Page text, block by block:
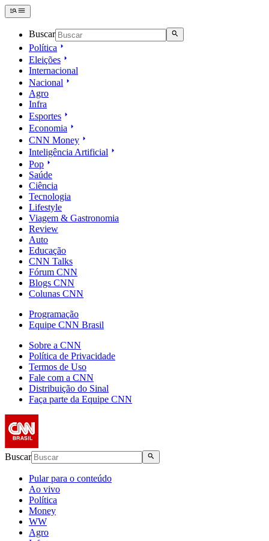
Buscar
Política
Eleições
Internacional
Nacional
Agro
Infra
Esportes
Economia
CNN Money
Inteligência Artificial
Pop
Saúde
Ciência
Tecnologia
Lifestyle
Viagem & Gastronomia
Review
Auto
Educação
CNN Talks
Fórum CNN
Blogs CNN
Colunas CNN
Programação
Equipe CNN Brasil
Sobre a CNN
Política de Privacidade
Termos de Uso
Fale com a CNN
Distribuição do Sinal
Faça parte da Equipe CNN
Buscar
Pular para o conteúdo
Ao vivo
Política
Money
WW
Agro